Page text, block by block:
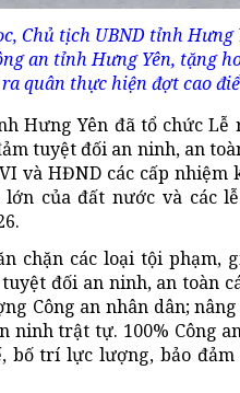
Chủ tịch UBND tỉnh
an tỉnh Hưng Yên, tặng
ra quân thực hiện đợt cao
Hưng Yên đã tổ chức
tuyệt đối an ninh, an
và HĐND các cấp nhiệm
lớn của đất nước và các
chặn các loại tội phạm,
đối an ninh, an toàn
Công an nhân dân;
ninh trật tự. 100% Công
bố trí lực lượng, bảo